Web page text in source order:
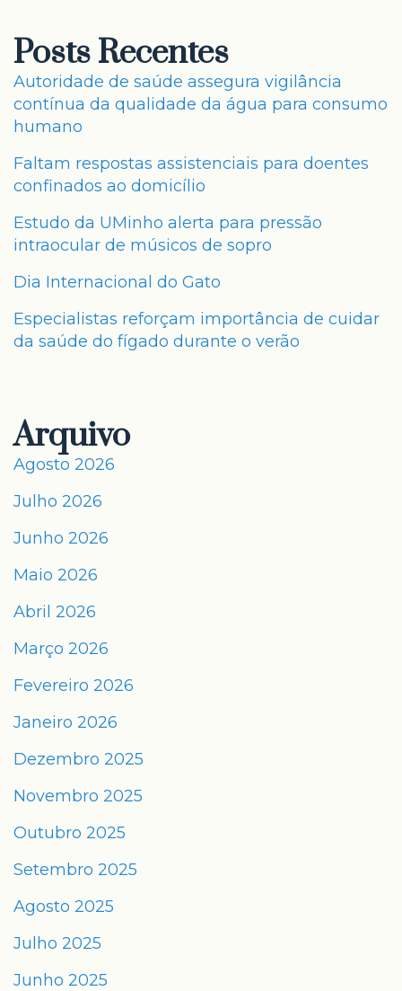
Posts Recentes
Autoridade de saúde assegura vigilância
contínua da qualidade da água para consumo
humano
Faltam respostas assistenciais para doentes
confinados ao domicílio
Estudo da UMinho alerta para pressão
intraocular de músicos de sopro
Dia Internacional do Gato
Especialistas reforçam importância de cuidar
da saúde do fígado durante o verão
Arquivo
Agosto 2026
Julho 2026
Junho 2026
Maio 2026
Abril 2026
Março 2026
Fevereiro 2026
Janeiro 2026
Dezembro 2025
Novembro 2025
Outubro 2025
Setembro 2025
Agosto 2025
Julho 2025
Junho 2025